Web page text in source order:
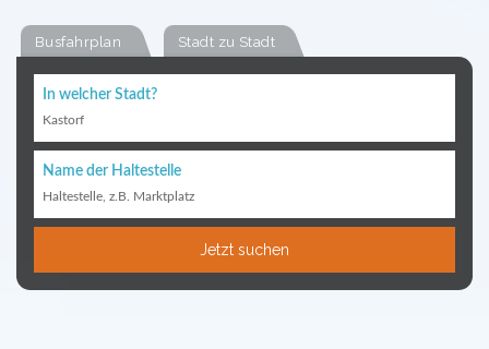
Busfahrplan Stadt zu Stadt
In welcher Stadt?
Kastorf
Name der Haltestelle
Haltestelle, z.B. Marktplatz
Jetzt suchen